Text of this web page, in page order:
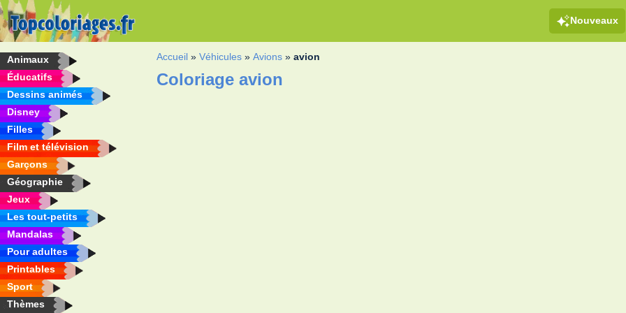
Nouveaux
Animaux
Éducatifs
Dessins animés
Disney
Filles
Film et télévision
Garçons
Géographie
Jeux
Les tout-petits
Mandalas
Pour adultes
Printables
Sport
Thèmes
Accueil »Véhicules »Avions »avion
Coloriage avion